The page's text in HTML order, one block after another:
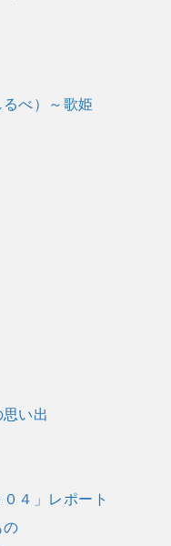
べ）～歌姫
い出
４」レポート
の